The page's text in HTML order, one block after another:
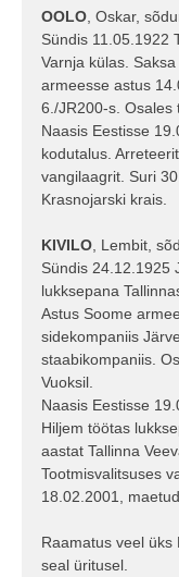
OOLO , Oskar,
Sündis 11.05.1922
Varnja külas.
armeesse astus
6./JR200-s. Osales
Naasis Eestisse
kodutalus.
vangilaagrit. Suri
Krasnojarski krais.
KIVILO , Lembit,
Sündis 24.12.1925
lukksepana
Astus Soome
sidekompaniis
staabikompaniis.
Vuoksil.
Naasis Eestisse
Hiljem töötas
aastat Tallinna
Tootmisvalitsuses
18.02.2001,
Raamatus veel üks
seal üritusel.